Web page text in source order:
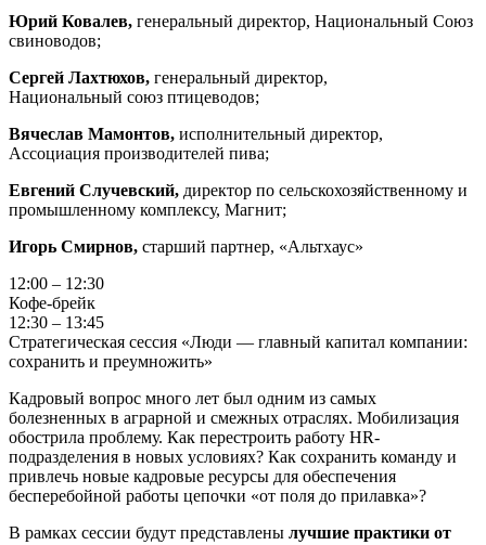
Юрий Ковалев, генеральный директор, Национальный Союз
свиноводов;
Сергей Лахтюхов, генеральный директор,
Национальный союз птицеводов;
Вячеслав Мамонтов, исполнительный директор,
Ассоциация производителей пива;
Евгений Случевский, директор по сельскохозяйственному и
промышленному комплексу, Магнит;
Игорь Смирнов, старший партнер, «Альтхаус»
12:00 – 12:30
Кофе-брейк
12:30 – 13:45
Стратегическая сессия «Люди — главный капитал компании:
сохранить и преумножить»
Кадровый вопрос много лет был одним из самых
болезненных в аграрной и смежных отраслях. Мобилизация
обострила проблему. Как перестроить работу HR-
подразделения в новых условиях? Как сохранить команду и
привлечь новые кадровые ресурсы для обеспечения
бесперебойной работы цепочки «от поля до прилавка»?
В рамках сессии будут представлены лучшие практики от